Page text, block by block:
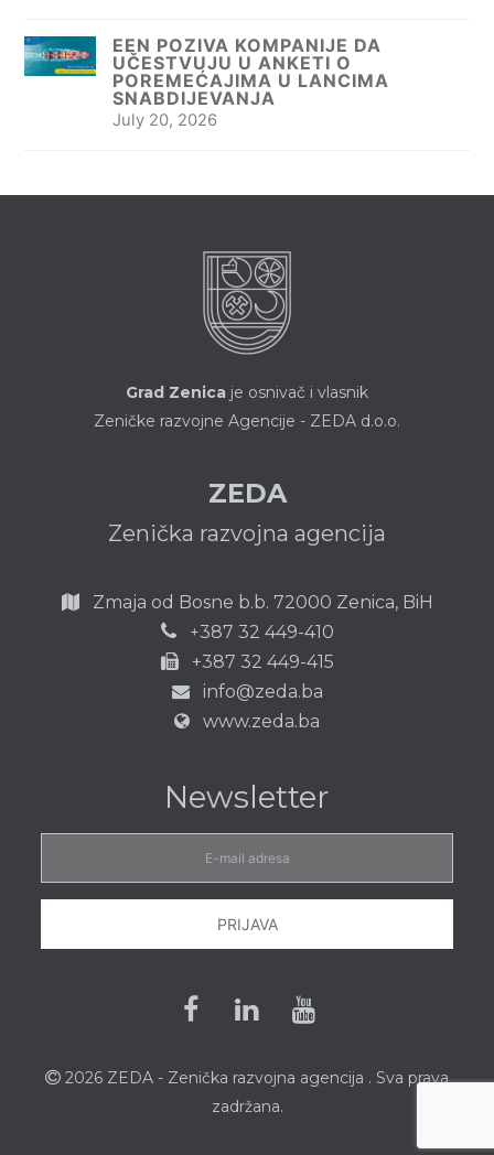
EEN POZIVA KOMPANIJE DA
UČESTVUJU U ANKETI O
POREMEĆAJIMA U LANCIMA
SNABDIJEVANJA
July 20, 2026
Grad Zenica je osnivač i vlasnik
Zeničke razvojne Agencije - ZEDA d.o.o.
ZEDA
Zenička razvojna agencija
Zmaja od Bosne b.b. 72000 Zenica, BiH
+387 32 449-410
+387 32 449-415
info@zeda.ba
www.zeda.ba
Newsletter
adresa
PRIJAVA
Facebook
LinkedinYoutube
2026 ZEDA - Zenička razvojna agencija . Sva prava
zadržana.